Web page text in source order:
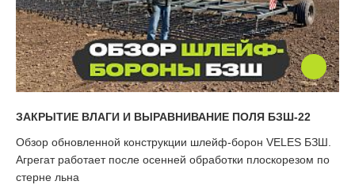
ЗАКРЫТИЕ ВЛАГИ И ВЫРАВНИВАНИЕ ПОЛЯ БЗШ-22
Обзор обновленной конструкции шлейф-борон VELES БЗШ.
Агрегат работает после осенней обработки плоскорезом по
стерне льна